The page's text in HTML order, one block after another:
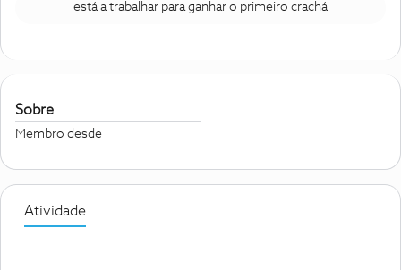
está a trabalhar para ganhar o primeiro crachá
Sobre
Membro desde
Atividade